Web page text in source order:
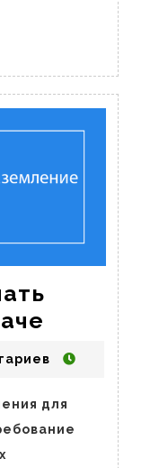
самому
сделать
на
для